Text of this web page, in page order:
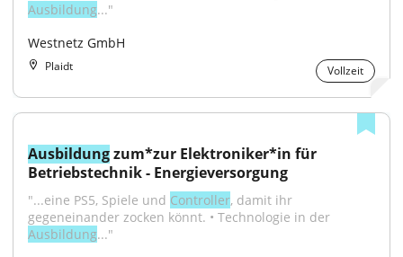
Ausbildung..."
Westnetz GmbH
Plaidt Vollzeit
Ausbildung zum*zur Elektroniker*in für
Betriebstechnik - Energieversorgung
"...eine PS5, Spiele und Controller, damit ihr
Ausbildung..."